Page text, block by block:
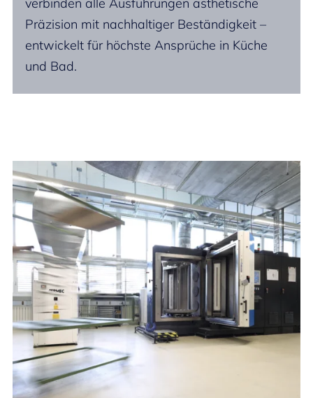
verbinden alle Ausführungen ästhetische
Präzision mit nachhaltiger Beständigkeit –
entwickelt für höchste Ansprüche in Küche
und Bad.